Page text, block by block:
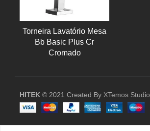
Torneira Lavatório Mesa
Bb Basic Plus Cr
Cromado
HITEK © 2021 Created By XTemos Studio